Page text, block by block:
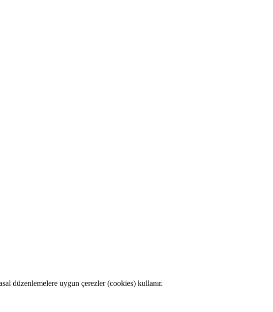
düzenlemelere uygun çerezler (cookies) kullanır.